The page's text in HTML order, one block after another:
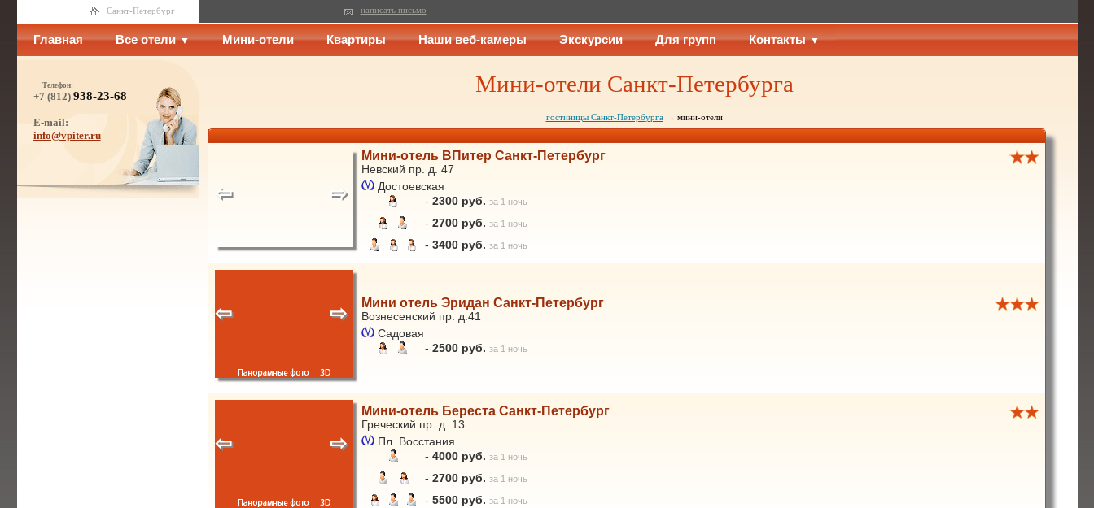
Санкт-Петербург написать письмо
Главная Все отели Мини-отели Квартиры Наши веб-камеры Экскурсии Для групп Контакты
Телефон:
+7 (812) 938-23-68
E-mail:
info@vpiter.ru
Мини-отели Санкт-Петербурга
гостиницы Санкт-Петербурга→ мини-отели
Мини-отель ВПитер Санкт-Петербург
Невский пр. д. 47
Достоевская
- 2300 руб. за 1 ночь
- 2700 руб. за 1 ночь
- 3400 руб. за 1 ночь
Мини отель Эридан Санкт-Петербург
Вознесенский пр. д.41
Садовая
- 2500 руб. за 1 ночь
Мини-отель Береста Санкт-Петербург
Греческий пр. д. 13
Пл. Восстания
- 4000 руб. за 1 ночь
- 2700 руб. за 1 ночь
- 5500 руб. за 1 ночь